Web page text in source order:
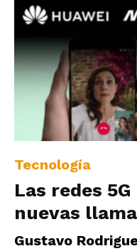
Tecnología
Las redes
nuevas
Gustavo